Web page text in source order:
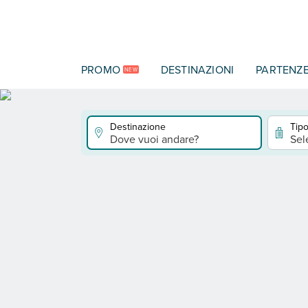
PROMO NEW DESTINAZIONI
Destinazione
Dove vuoi andare?